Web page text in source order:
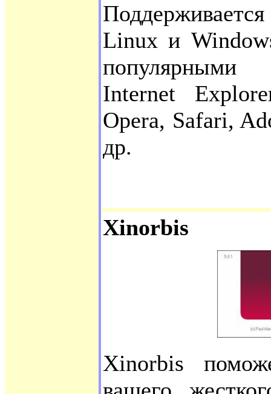
Linux и
популярными
Internet
Opera, Safari,
др.
Xinorbis
Xinorbis